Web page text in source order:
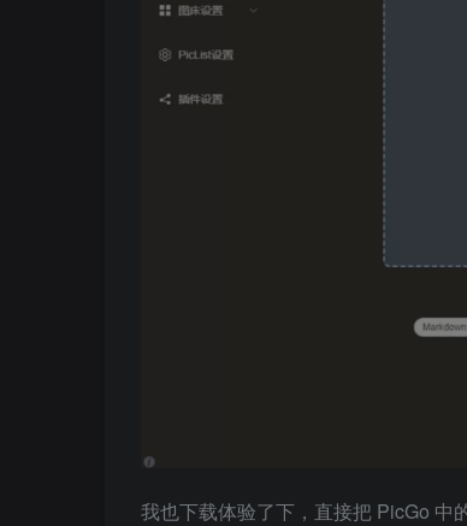
我也下载体验了下，直接把 PicGo 中